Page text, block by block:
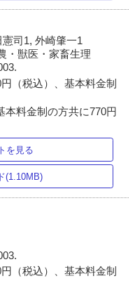
司1, 外崎肇一1
・獣医・家畜生理
（税込）、基本料金制
本料金制の方共に770円
を見る
(1.10MB)
（税込）、基本料金制